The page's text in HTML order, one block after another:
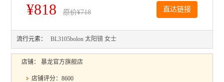
¥818 原价¥718 直达链接
流行元素： BL3105bolon 太阳镜 女士
店铺： 暴龙官方旗舰店
店铺评分：8600